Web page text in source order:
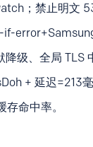
；禁止明文 53
级、全局 TLS
+ 延迟=213
命中率。